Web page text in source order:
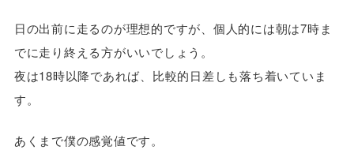
日の出前に走るのが理想的ですが、個人的には朝は7時ま
でに走り終える方がいいでしょう。
夜は18時以降であれば、比較的日差しも落ち着いていま
す。
あくまで僕の感覚値です。